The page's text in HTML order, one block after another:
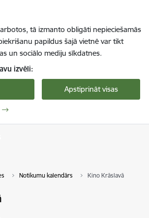
tā izmanto obligāti nepieciešamās
papildus šajā vietnē var tikt
un sociālo mediju sīkdatnes.
izvēli:
Apstiprināt visas
Notikumu kalendārs Kino Krāslavā